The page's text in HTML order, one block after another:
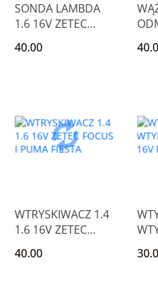
SONDA LAMBDA
1.6 16V ZETEC
40.00
WTRYSKIWACZ 1.4
1.6 16V ZETEC
FIESTA
40.00